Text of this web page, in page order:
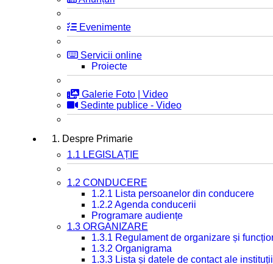
Evenimente
Servicii online
Proiecte
Galerie Foto | Video
Sedinte publice - Video
1. Despre Primarie
1.1 LEGISLAȚIE
1.2 CONDUCERE
1.2.1 Lista persoanelor din conducere
1.2.2 Agenda conducerii
Programare audiențe
1.3 ORGANIZARE
1.3.1 Regulament de organizare și
1.3.2 Organigrama
1.3.3 Lista și datele de contact ale